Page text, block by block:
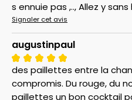
s ennuie pas ,.., Allez y
Signaler cet avis
augustinpaul
des paillettes entre la
compromis. Du rouge, du
paillettes un bon cocktail